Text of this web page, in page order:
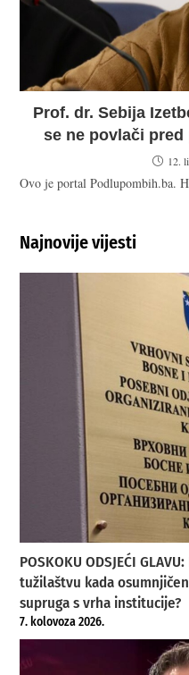
Prof. dr. Sebija
se ne povlači
12.
Ovo je portal Podlupombih.ba.
Najnovije vijesti
POSKOKU ODSJEĆI
tužilaštvu kada
supruga s vrha institucije?
7. kolovoza 2026.